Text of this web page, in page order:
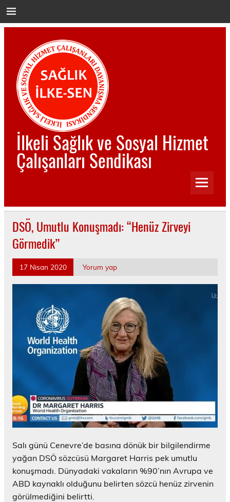
geç
İlkeli Sağlık ve Sosyal Hizmet
Çalışanları Sendikası
İlkeli Sağlık ve Sosyal Hizmet Çalışanları Sendikası
DSÖ, Umutlu Konuşmadı: “Henüz Zirveyi
Görmedik”
17 Nisan 2020 Yorum yap
Salı günü Cenevre’de basına dönük bir bilgilendirme
yağan DSÖ sözcüsü Margaret Harris pek umutlu
konuşmadı. Dünyadaki vakaların %90’nın Avrupa ve
ABD kaynaklı olduğunu belirten sözcü henüz zirvenin
görülmediğini belirtti.